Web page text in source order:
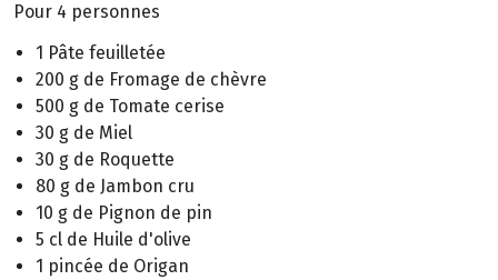
Pour 4 personnes
1 Pâte feuilletée
200 g de Fromage de chèvre
500 g de Tomate cerise
30 g de Miel
30 g de Roquette
80 g de Jambon cru
10 g de Pignon de pin
5 cl de Huile d'olive
1 pincée de Origan